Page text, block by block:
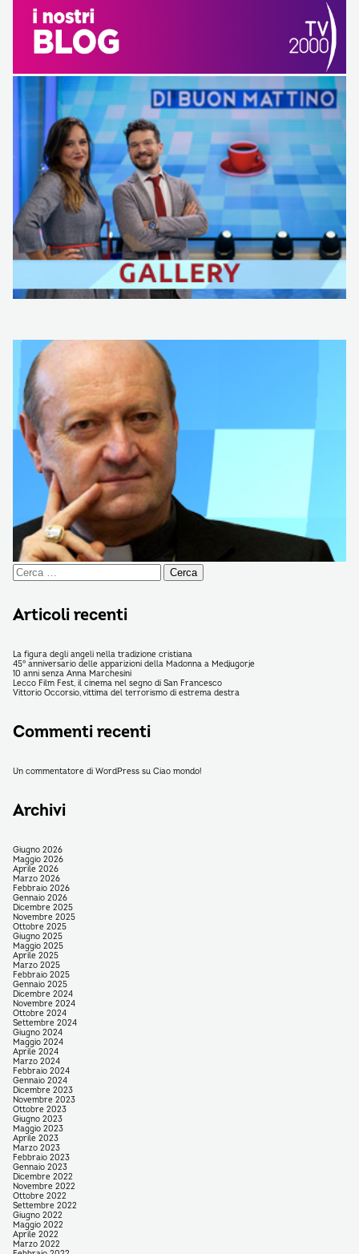
Ricerca
per:
Articoli recenti
La figura degli angeli nella tradizione cristiana
45° anniversario delle apparizioni della Madonna a Medjugorje
10 anni senza Anna Marchesini
Lecco Film Fest, il cinema nel segno di San Francesco
Vittorio Occorsio, vittima del terrorismo di estrema destra
Commenti recenti
Un commentatore di WordPress su Ciao mondo!
Archivi
Giugno 2026
Maggio 2026
Aprile 2026
Marzo 2026
Febbraio 2026
Gennaio 2026
Dicembre 2025
Novembre 2025
Ottobre 2025
Giugno 2025
Maggio 2025
Aprile 2025
Marzo 2025
Febbraio 2025
Gennaio 2025
Dicembre 2024
Novembre 2024
Ottobre 2024
Settembre 2024
Giugno 2024
Maggio 2024
Aprile 2024
Marzo 2024
Febbraio 2024
Gennaio 2024
Dicembre 2023
Novembre 2023
Ottobre 2023
Giugno 2023
Maggio 2023
Aprile 2023
Marzo 2023
Febbraio 2023
Gennaio 2023
Dicembre 2022
Novembre 2022
Ottobre 2022
Settembre 2022
Giugno 2022
Maggio 2022
Aprile 2022
Marzo 2022